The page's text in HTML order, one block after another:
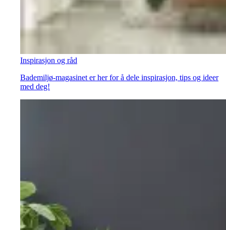
Inspirasjon og råd
Bademiljø-magasinet er her for å dele inspirasjon, tips og ideer
med deg!